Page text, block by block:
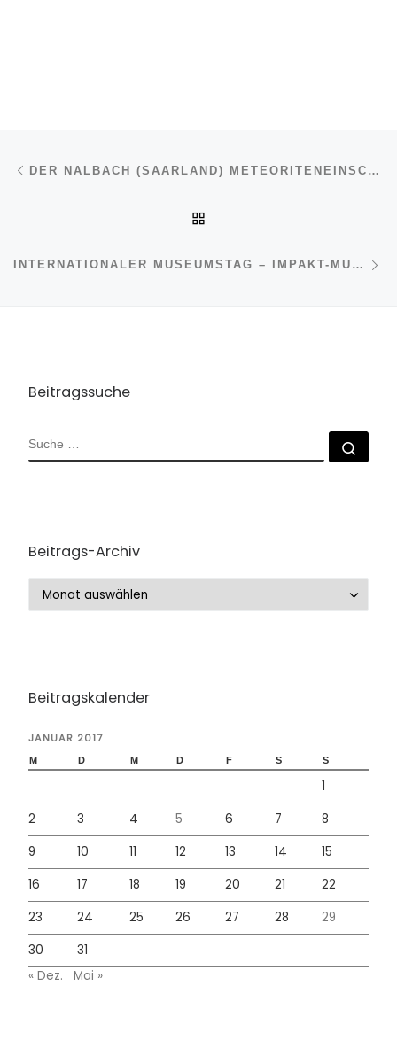
Beitragsnavigation DER NALBACH (SAARLAND) METEORITENEINSCHLAG (IMPAKT) MIT EIGENER INTERNET-SEITE
INTERNATIONALER MUSEUMSTAG – IMPAKT-MUSEUM GRABENSTÄTT
Beitragssuche
SUCHE
Beitrags-Archiv
Beitragskalender
JANUAR 2017
M D M D F S S
1
2
3 4 5 6 7
8
9
10 11 12 13 14
15
16
17 18 19 20 21
22
23
24 25 26 27 28
29
30
31
« Dez.
Mai »